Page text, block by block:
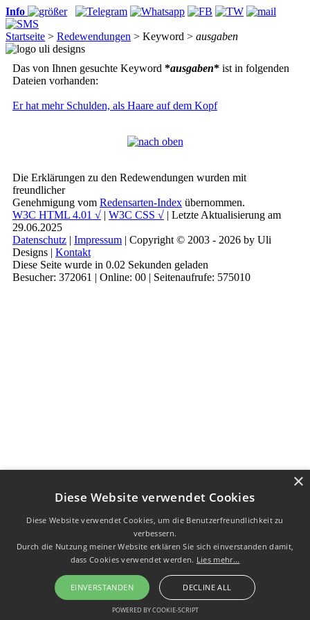
Info
Startseite > Redewendungen > Keyword > ausgaben
Das von Ihnen gesuchte Keyword *ausgaben* ist in folgenden
Dateien vorhanden:
Er hat mehr Schulden, als Haare auf dem Kopf
Die Erklärungen zu den Redewendungen wurden mit
freundlicher
Genehmigung vom Redensarten-Index übernommen.
W3C HTML 4.01 √ | W3C CSS √ | Letzte Aktualisierung am
29.06.2025
Datenschutz | Impressum | Copyright © 2003 - 2026 by Uli
Designs | Kontakt
Diese Seite wurde in 0.02 Sekunden geladen
Besucher: 372061 | Online: 00 | Seitenaufrufe: 575010
Diese Website verwendet Cookies
Diese Website verwendet Cookies, um die Benutzerfreundlichkeit zu
verbessern.
Durch die Nutzung meiner Website erklären Sie sich einverstanden damit,
dass Cookies verwendet werden. Lies mehr...
EINVERSTANDEN DECLINE ALL
POWERED BY COOKIE-SCRIPT
×